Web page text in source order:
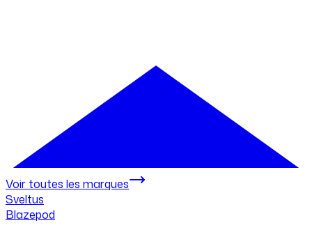
Voir toutes les marques
Sveltus
Blazepod